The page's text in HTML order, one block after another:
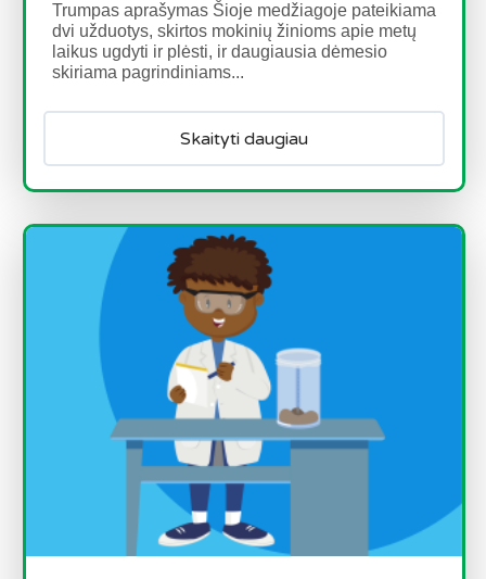
Trumpas aprašymas Šioje medžiagoje pateikiama
dvi užduotys, skirtos mokinių žinioms apie metų
laikus ugdyti ir plėsti, ir daugiausia dėmesio
skiriama pagrindiniams...
Skaityti daugiau